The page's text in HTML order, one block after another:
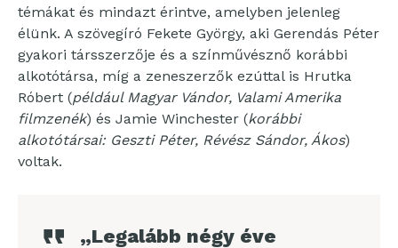
témákat és mindazt érintve, amelyben jelenleg
élünk. A szövegíró Fekete György, aki Gerendás Péter
gyakori társszerzője és a színművésznő korábbi
alkotótársa, míg a zeneszerzők ezúttal is Hrutka
Róbert (például Magyar Vándor, Valami Amerika
filmzenék) és Jamie Winchester (korábbi
alkotótársai: Geszti Péter, Révész Sándor, Ákos)
voltak.
„Legalább négy éve